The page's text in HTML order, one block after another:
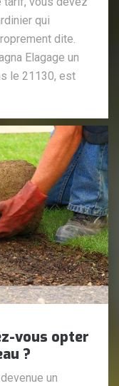
qui
dite.
Elagage un
le 21130, est
vous opter
?
un